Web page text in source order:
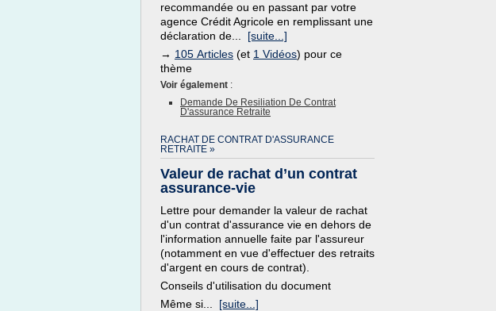
recommandée ou en passant par votre
agence Crédit Agricole en remplissant une
déclaration de... [suite...]
→ 105 Articles (et 1 Vidéos) pour ce
thème
Voir également :
Demande De Resiliation De Contrat
D'assurance Retraite
RACHAT DE CONTRAT D'ASSURANCE
RETRAITE »
Valeur de rachat d’un contrat
assurance-vie
Lettre pour demander la valeur de rachat
d'un contrat d'assurance vie en dehors de
l'information annuelle faite par l'assureur
(notamment en vue d'effectuer des retraits
d'argent en cours de contrat).
Conseils d'utilisation du document
Même si... [suite...]